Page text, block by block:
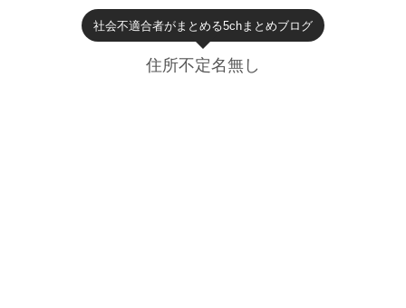
社会不適合者がまとめる5chまとめブログ
住所不定名無し